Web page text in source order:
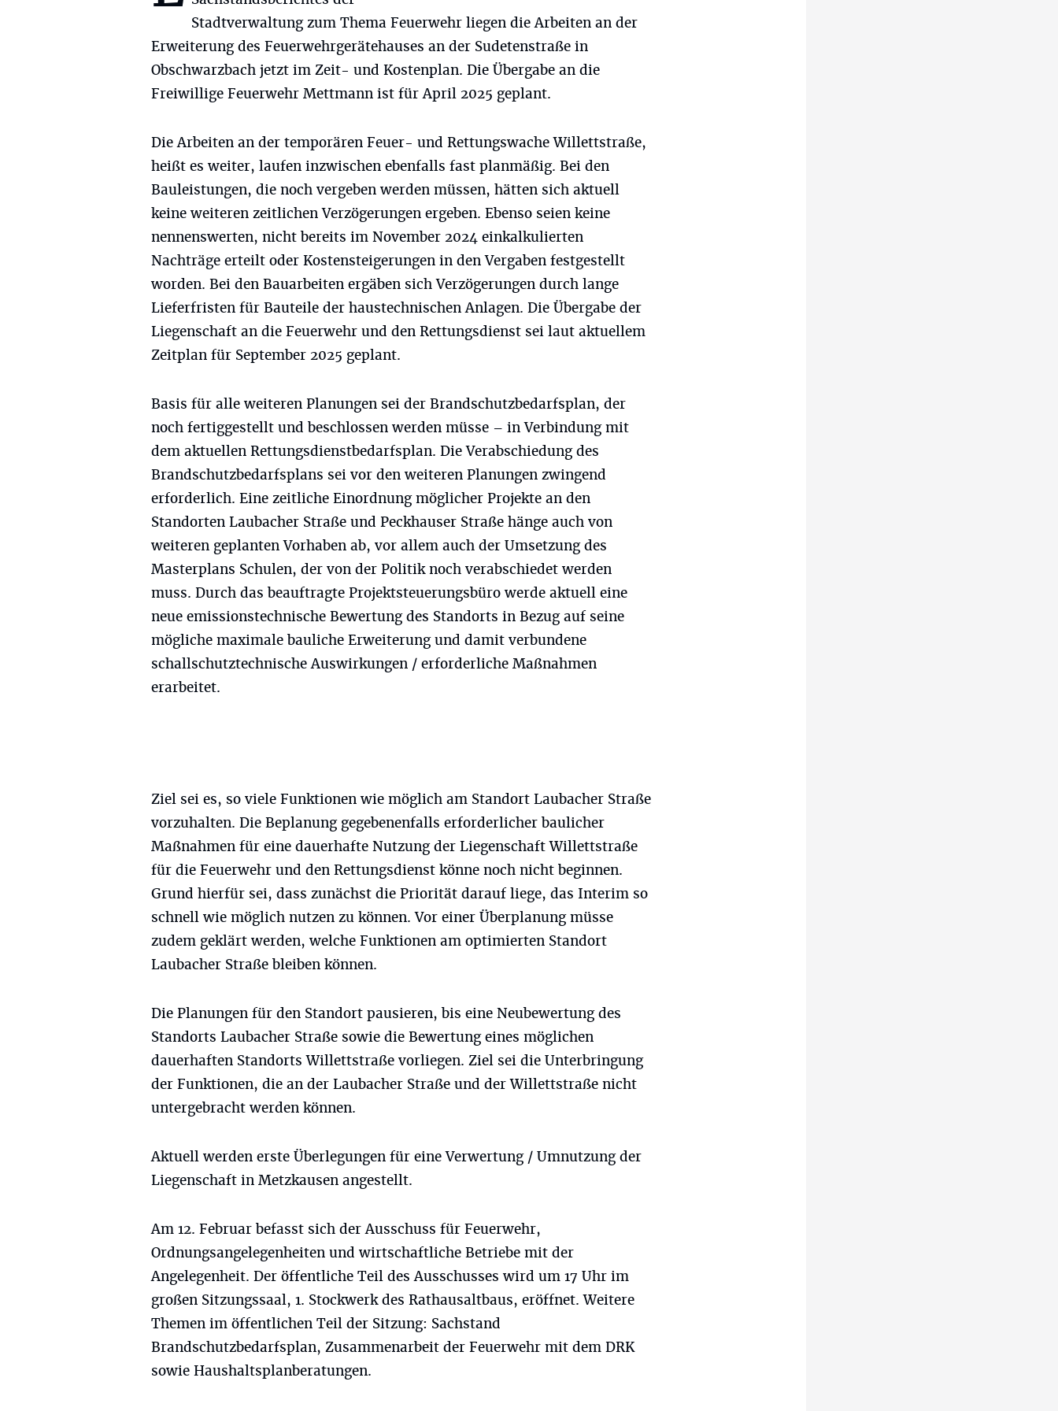
Stadtverwaltung zum Thema Feuerwehr liegen die Arbeiten an der
Erweiterung des Feuerwehrgerätehauses an der Sudetenstraße in
Obschwarzbach jetzt im Zeit- und Kostenplan. Die Übergabe an die
Freiwillige Feuerwehr Mettmann ist für April 2025 geplant.
Die Arbeiten an der temporären Feuer- und Rettungswache Willettstraße,
heißt es weiter, laufen inzwischen ebenfalls fast planmäßig. Bei den
Bauleistungen, die noch vergeben werden müssen, hätten sich aktuell
keine weiteren zeitlichen Verzögerungen ergeben. Ebenso seien keine
nennenswerten, nicht bereits im November 2024 einkalkulierten
Nachträge erteilt oder Kostensteigerungen in den Vergaben festgestellt
worden. Bei den Bauarbeiten ergäben sich Verzögerungen durch lange
Lieferfristen für Bauteile der haustechnischen Anlagen. Die Übergabe der
Liegenschaft an die Feuerwehr und den Rettungsdienst sei laut aktuellem
Zeitplan für September 2025 geplant.
Basis für alle weiteren Planungen sei der Brandschutzbedarfsplan, der
noch fertiggestellt und beschlossen werden müsse – in Verbindung mit
dem aktuellen Rettungsdienstbedarfsplan. Die Verabschiedung des
Brandschutzbedarfsplans sei vor den weiteren Planungen zwingend
erforderlich. Eine zeitliche Einordnung möglicher Projekte an den
Standorten Laubacher Straße und Peckhauser Straße hänge auch von
weiteren geplanten Vorhaben ab, vor allem auch der Umsetzung des
Masterplans Schulen, der von der Politik noch verabschiedet werden
muss. Durch das beauftragte Projektsteuerungsbüro werde aktuell eine
neue emissionstechnische Bewertung des Standorts in Bezug auf seine
mögliche maximale bauliche Erweiterung und damit verbundene
schallschutztechnische Auswirkungen / erforderliche Maßnahmen
erarbeitet.
Ziel sei es, so viele Funktionen wie möglich am Standort Laubacher Straße
vorzuhalten. Die Beplanung gegebenenfalls erforderlicher baulicher
Maßnahmen für eine dauerhafte Nutzung der Liegenschaft Willettstraße
für die Feuerwehr und den Rettungsdienst könne noch nicht beginnen.
Grund hierfür sei, dass zunächst die Priorität darauf liege, das Interim so
schnell wie möglich nutzen zu können. Vor einer Überplanung müsse
zudem geklärt werden, welche Funktionen am optimierten Standort
Laubacher Straße bleiben können.
Die Planungen für den Standort pausieren, bis eine Neubewertung des
Standorts Laubacher Straße sowie die Bewertung eines möglichen
dauerhaften Standorts Willettstraße vorliegen. Ziel sei die Unterbringung
der Funktionen, die an der Laubacher Straße und der Willettstraße nicht
untergebracht werden können.
Aktuell werden erste Überlegungen für eine Verwertung / Umnutzung der
Liegenschaft in Metzkausen angestellt.
Am 12. Februar befasst sich der Ausschuss für Feuerwehr,
Ordnungsangelegenheiten und wirtschaftliche Betriebe mit der
Angelegenheit. Der öffentliche Teil des Ausschusses wird um 17 Uhr im
großen Sitzungssaal, 1. Stockwerk des Rathausaltbaus, eröffnet. Weitere
Themen im öffentlichen Teil der Sitzung: Sachstand
Brandschutzbedarfsplan, Zusammenarbeit der Feuerwehr mit dem DRK
sowie Haushaltsplanberatungen.